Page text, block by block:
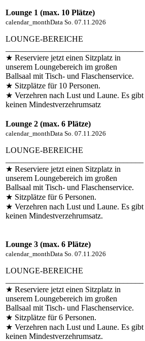
Lounge 1 (max. 10 Plätze)
calendar_monthData So. 07.11.2026
LOUNGE-BEREICHE
★ Reserviere jetzt einen Sitzplatz in
unserem Loungebereich im großen
Ballsaal mit Tisch- und Flaschenservice.
★ Sitzplätze für 10 Personen.
★ Verzehren nach Lust und Laune. Es gibt
keinen Mindestverzehrumsatz
Lounge 2 (max. 6 Plätze)
calendar_monthData So. 07.11.2026
LOUNGE-BEREICHE
★ Reserviere jetzt einen Sitzplatz in
unserem Loungebereich im großen
Ballsaal mit Tisch- und Flaschenservice.
★ Sitzplätze für 6 Personen.
★ Verzehren nach Lust und Laune. Es gibt
keinen Mindestverzehrumsatz.
Lounge 3 (max. 6 Plätze)
calendar_monthData So. 07.11.2026
LOUNGE-BEREICHE
★ Reserviere jetzt einen Sitzplatz in
unserem Loungebereich im großen
Ballsaal mit Tisch- und Flaschenservice.
★ Sitzplätze für 6 Personen.
★ Verzehren nach Lust und Laune. Es gibt
keinen Mindestverzehrumsatz.